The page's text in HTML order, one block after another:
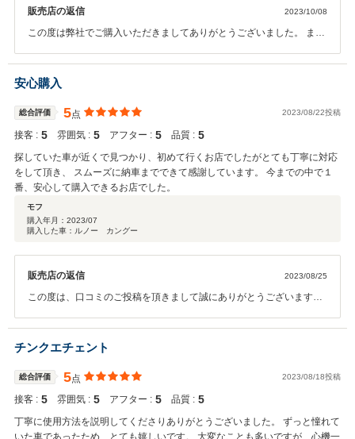
たのか確認すべきでした。納車後しばらくして少し汚れたころに、傷が突然
現れたように錯覚してヒヤッとしました。
販売店の返信 2023/10/08
この度は弊社でご購入いただきましてありがとうございました。 ま
メンテナンスもしっかりと対応させて頂きたいと思います。 お車を可
愛がってあげてください。 どうぞよろしくお願いいたします。
安心購入
総合評価 5点 2023/08/22投稿
接客 : 5 雰囲気 : 5 アフター : 5 品質 : 5
探していた車が近くで見つかり、初めて行くお店でしたがとても丁寧に対応
をして頂き、 スムーズに納車までできて感謝しています。 今までの中で１
番、安心して購入できるお店でした。
モフ
購入年月： 2023/07
購入した車：ルノー カングー
販売店の返信 2023/08/25
この度は、口コミのご投稿を頂きまして誠にありがとうございます。
ことから、 魅力的な方とお付き合いができることになり心から嬉しい
です。 ご家族でお車のお時間を楽しくお過ごし頂きたいと思います。
お願いいたします。
チンクエチェント
総合評価 5点 2023/08/18投稿
接客 : 5 雰囲気 : 5 アフター : 5 品質 : 5
丁寧に使用方法を説明してくださりありがとうございました。 ずっと憧れて
いた車であったため、とても嬉しいです。 大変なことも多いですが、心機一